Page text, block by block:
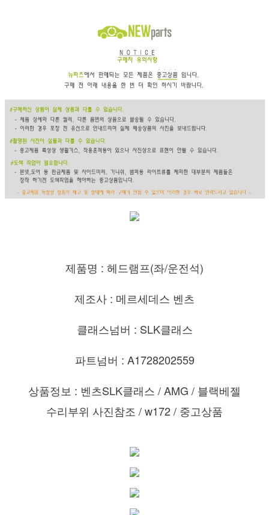
제품명 : 헤드램프(좌/운전석)
제조사 : 메르세데스 벤츠
클래스넘버 : SLK클래스
파트넘버 : A1728202559
상품정보 : 벤츠SLK클래스 / AMG / 블랙베젤
수리부위 사진참조 / w172 / 중고상품